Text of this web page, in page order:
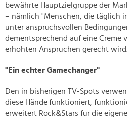
bewährte Hauptzielgruppe der
– nämlich "Menschen, die täglich
unter anspruchsvollen
dementsprechend auf eine Creme
erhöhten Ansprüchen gerecht wird.
"Ein echter Gamechanger"
Den in bisherigen TV-Spots
diese Hände funktioniert,
erweitert Rock&Stars für die